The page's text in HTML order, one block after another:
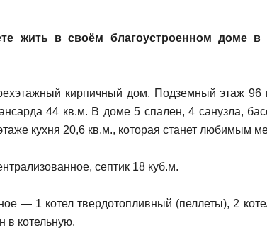
жить в своём благоустроенном доме
кирпичный дом. Подземный этаж 96
44 кв.м. В доме 5 спален, 4 санузла,
кухня 20,6 кв.м., которая станет любимым
септик 18 куб.м.
— 1 котел твердотопливный (пеллеты), 2
в котельную.